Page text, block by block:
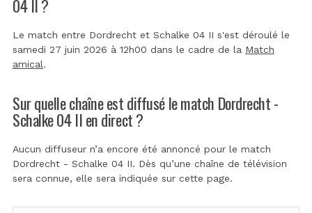
04 II ?
Le match entre Dordrecht et Schalke 04 II s'est déroulé le
samedi 27 juin 2026 à 12h00 dans le cadre de la Match
amical.
Sur quelle chaîne est diffusé le match Dordrecht -
Schalke 04 II en direct ?
Aucun diffuseur n’a encore été annoncé pour le match
Dordrecht - Schalke 04 II. Dès qu’une chaîne de télévision
sera connue, elle sera indiquée sur cette page.